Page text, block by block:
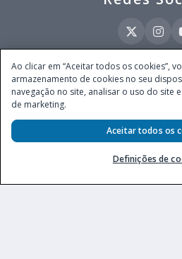
Este site é operado pela Ventmear Brasil
endereço na Avenida Brigadeiro Faria Lima,
Município de São Paulo, Estado de São Paulo,
autorizada a operar apostas de quota fixa
Secretaria de Prêmios e Apostas do
247, de 07.02.2025, publicada
Ao clicar em “Aceitar todos os cookies”,
armazenamento de cookies no seu
navegação no site, analisar o uso do site
de marketing.
Definições de
Aceitar todos os